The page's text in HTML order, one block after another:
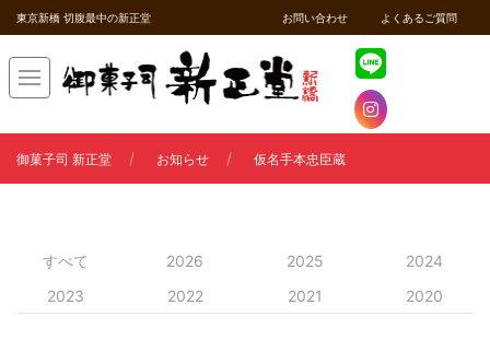
東京新橋 切腹最中の新正堂 お問い合わせ よくあるご質問
御菓子司 新正堂 お知らせ 仮名手本忠臣蔵
すべて 2026 2025
2024
2023
2022 2021 2020